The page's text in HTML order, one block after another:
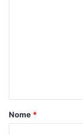
rNome *